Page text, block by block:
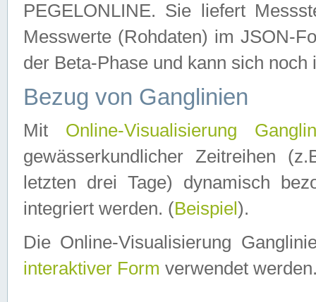
PEGELONLINE. Sie liefert
Messwerte (Rohdaten) im JSON-
der Beta-Phase und kann sich noch
Bezug von Ganglinien
Mit Online-Visualisierung
gewässerkundlicher Zeitreihen
letzten drei Tage) dynamisch
integriert werden. (Beispiel ).
Die Online-Visualisierung
interaktiver Form verwendet